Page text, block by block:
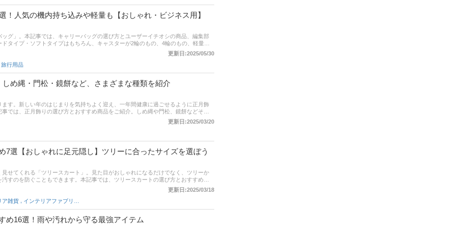
！人気の機内持ち込みや軽量も【おしゃれ・ビジネス用】
グ」。本記事では、キャリーバッグの選び方とユーザーイチオシの商品、編集部
タイプ・ソフトタイプはもちろん、キャスターが2輪のもの、4輪のもの、軽量タ
、背負えるタイプのキャリーケースなど多彩に厳選しています。また、記事後半
ッグの捨て方などもご紹介。さらにamazonなど通販サイトの最新人気ランキング
わせてチェックしてみてくださいね。
更新日:2025/05/30
旅行用品
め縄・門松・鏡餅など、さまざまな種類を紹介
す。新しい年のはじまりを気持ちよく迎え、一年間健康に過ごせるように正月飾
では、正月飾りの選び方とおすすめ商品をご紹介。しめ縄や門松、鏡餅などそれ
半では飾るタイミングや処分方法についても説明しています。ぜひ参考にしてみ
更新日:2025/03/20
7選【おしゃれに足元隠し】ツリーに合ったサイズを選ぼう
せてくれる「ツリースカート」。見た目がおしゃれになるだけでなく、ツリーか
すのを防ぐこともできます。本記事では、ツリースカートの選び方とおすすめ商
さまざまなサイズ、人気のニット素材や高級感のあるベロア素材などをピックア
いね。後半には、比較一覧表や通販サイトの最新人気ランキングもあるので、売
てください。
更新日:2025/03/18
ア雑貨
め16選！雨や汚れから守る最強アイテム